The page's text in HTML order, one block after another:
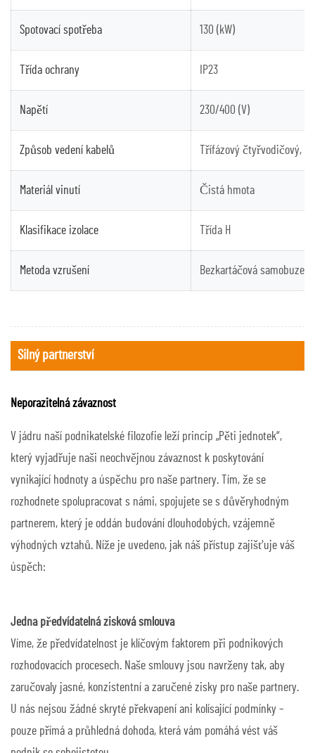
Spotovací spotřeba 130 (kW)
Třída ochrany IP23
Napětí 230/400 (V)
Způsob vedení kabelů Třífázový čtyřvodičový,
Materiál vinutí Čistá hmota
Klasifikace izolace Třída H
Metoda vzrušení Bezkartáčová samobuzená
Silný partnerství
Neporazitelná závaznost
V jádru naší podnikatelské filozofie leží princip „Pěti jednotek“,
který vyjadřuje naši neochvějnou závaznost k poskytování
vynikající hodnoty a úspěchu pro naše partnery. Tím, že se
rozhodnete spolupracovat s námi, spojujete se s důvěryhodným
partnerem, který je oddán budování dlouhodobých, vzájemně
výhodných vztahů. Níže je uvedeno, jak náš přístup zajišťuje váš
úspěch:
Jedna předvídatelná zisková smlouva
Víme, že předvídatelnost je klíčovým faktorem při podnikových
rozhodovacích procesech. Naše smlouvy jsou navrženy tak, aby
zaručovaly jasné, konzistentní a zaručené zisky pro naše partnery.
U nás nejsou žádné skryté překvapení ani kolísající podmínky –
pouze přímá a průhledná dohoda, která vám pomáhá vést váš